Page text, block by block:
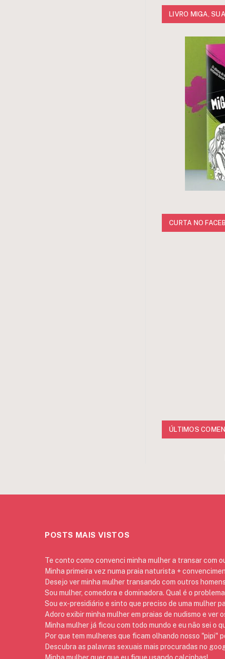
LIVRO MIGA,
CURTA NO
ÚLTIMOS
POSTS MAIS VISTOS
Te conto como convenci minha mulher a transar com
Minha primeira vez numa praia naturista +
Desejo ver minha mulher transando com outros
Sou mulher, comedora e dominadora. Qual é o
Sou ex-presidiário e sinto que preciso de uma mulher
Adoro exibir minha mulher em praias de nudismo e ver
Minha mulher já ficou com todo mundo e eu não sei o
Por que tem mulheres que ficam olhando nosso "pipi"
Descubra as palavras sexuais mais procuradas no
Minha mulher quer que eu fique usando calcinhas!